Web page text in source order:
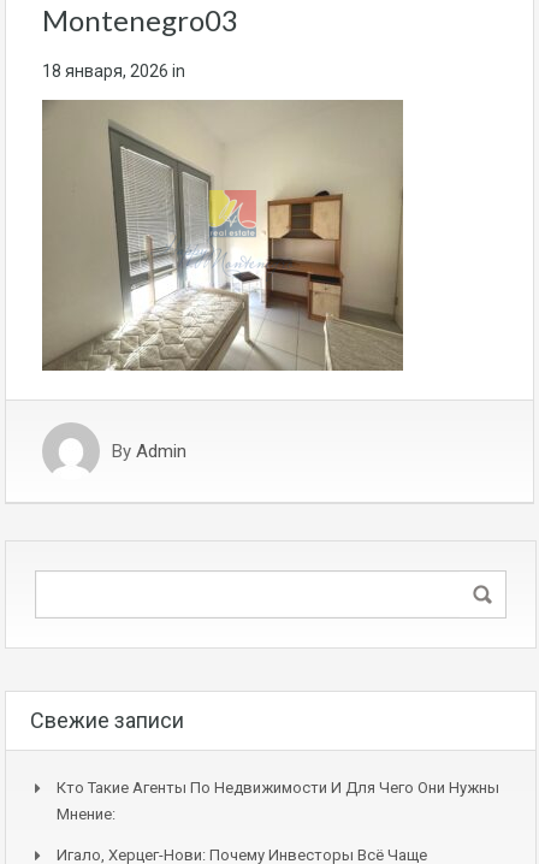
Montenegro03
18 января, 2026 in
By Admin
Свежие записи
Кто Такие Агенты По Недвижимости И Для Чего Они Нужны
Мнение:
Игало, Херцег-Нови: Почему Инвесторы Всё Чаще